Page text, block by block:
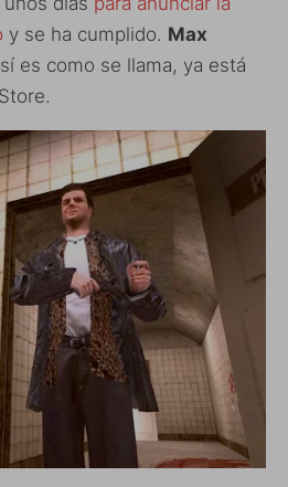
y se ha cumplido. Max
es como se llama, ya está